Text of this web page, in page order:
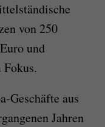
von 250
und
Geschäfte aus
Jahren